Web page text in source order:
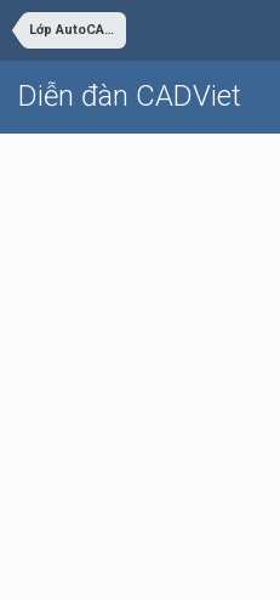
Lớp AutoCAD Cơ bản trực tuyến
Diễn đàn CADViet